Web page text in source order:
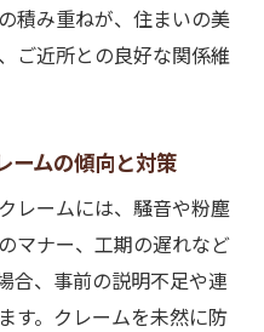
積み重ねが、住まいの美
ご近所との良好な関係維
ームの傾向と対策
レームには、騒音や粉塵
マナー、工期の遅れなど
合、事前の説明不足や連
す。クレームを未然に防